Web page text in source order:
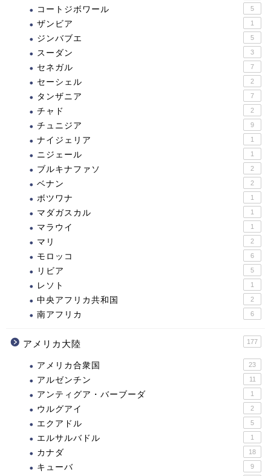
コートジボワール 5
ザンビア 1
ジンバブエ 5
スーダン 3
セネガル 7
セーシェル 2
タンザニア 7
チャド 2
チュニジア 9
ナイジェリア 1
ニジェール 1
ブルキナファソ 2
ベナン 2
ボツワナ 1
マダガスカル 1
マラウイ 1
マリ 2
モロッコ 6
リビア 5
レソト 1
中央アフリカ共和国 2
南アフリカ 6
アメリカ大陸 177
アメリカ合衆国 23
アルゼンチン 11
アンティグア・バーブーダ 1
ウルグアイ 2
エクアドル 5
エルサルバドル 1
カナダ 18
キューバ 9